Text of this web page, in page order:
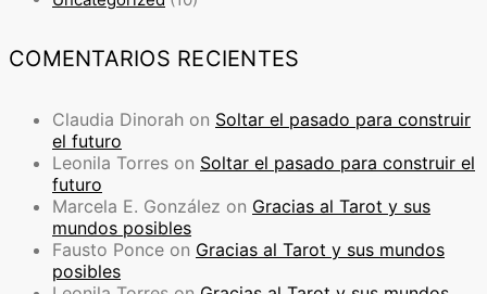
COMENTARIOS RECIENTES
Claudia Dinorah on Soltar el pasado para construir
el futuro
Leonila Torres on Soltar el pasado para construir el
futuro
Marcela E. González on Gracias al Tarot y sus
mundos posibles
Fausto Ponce on Gracias al Tarot y sus mundos
posibles